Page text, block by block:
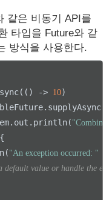
같은 비동기 API를
타입을 Future와 같
방식을 사용한다.
->
10)
> {
"An exception occurred: "
default value or handle the